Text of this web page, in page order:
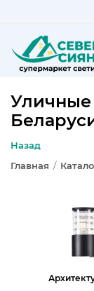
Уличные
Назад
Главная /
ЛЮСТРЫ
БРА И
ТРЕКОВЫЕ
СПОТЫ